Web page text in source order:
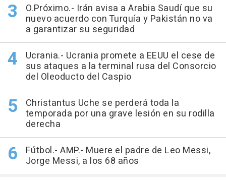
O.Próximo.- Irán avisa a Arabia Saudí que su
nuevo acuerdo con Turquía y Pakistán no va
a garantizar su seguridad
Ucrania.- Ucrania promete a EEUU el cese de
sus ataques a la terminal rusa del Consorcio
del Oleoducto del Caspio
Christantus Uche se perderá toda la
temporada por una grave lesión en su rodilla
derecha
Fútbol.- AMP.- Muere el padre de Leo Messi,
Jorge Messi, a los 68 años